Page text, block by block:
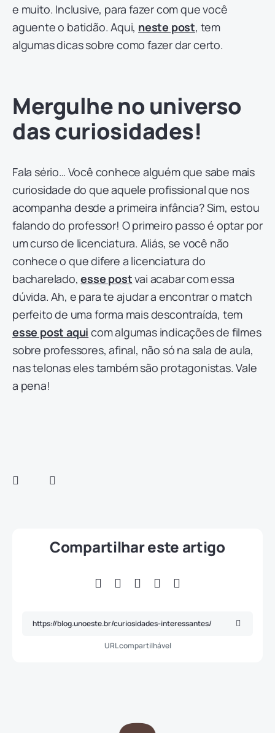
e muito. Inclusive, para fazer com que você
aguente o batidão. Aqui, neste post, tem
algumas dicas sobre como fazer dar certo.
Mergulhe no universo
das curiosidades!
Fala sério… Você conhece alguém que sabe mais
curiosidade do que aquele profissional que nos
acompanha desde a primeira infância? Sim, estou
falando do professor! O primeiro passo é optar por
um curso de licenciatura. Aliás, se você não
conhece o que difere a licenciatura do
bacharelado,esse postvai acabar com essa
dúvida. Ah, e para te ajudar a encontrar o match
perfeito de uma forma mais descontraída, tem
esse post aqui com algumas indicações de filmes
sobre professores, afinal, não só na sala de aula,
nas telonas eles também são protagonistas. Vale
a pena!
Compartilhar este artigo
URL compartilhável